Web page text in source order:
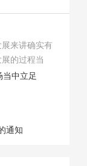
来讲确实有
的过程当
非常的多
中立足
通知